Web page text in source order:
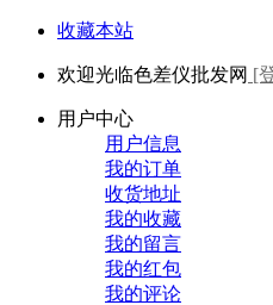
收藏本站
欢迎光临色差仪批发网 [
用户中心
用户信息
我的订单
收货地址
我的收藏
我的留言
我的红包
我的评论